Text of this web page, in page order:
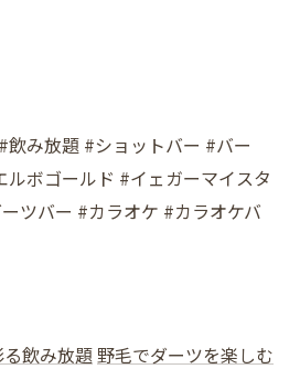
み放題 #ショットバー #バー
ルボゴールド #イェガーマイスタ
ツバー #カラオケ #カラオケバ
飲み放題野毛でダーツを楽しむ